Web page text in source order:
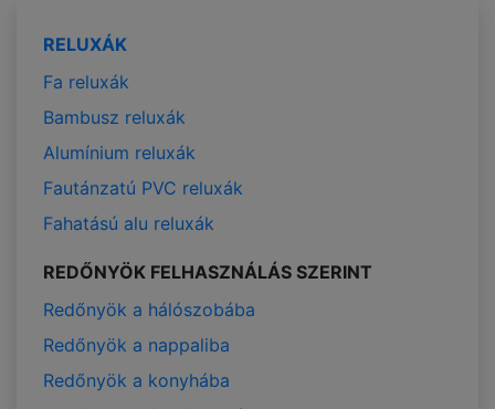
RELUXÁK
Fa reluxák
Bambusz reluxák
Alumínium reluxák
Fautánzatú PVC reluxák
Fahatású alu reluxák
REDŐNYÖK FELHASZNÁLÁS SZERINT
Redőnyök a hálószobába
Redőnyök a nappaliba
Redőnyök a konyhába